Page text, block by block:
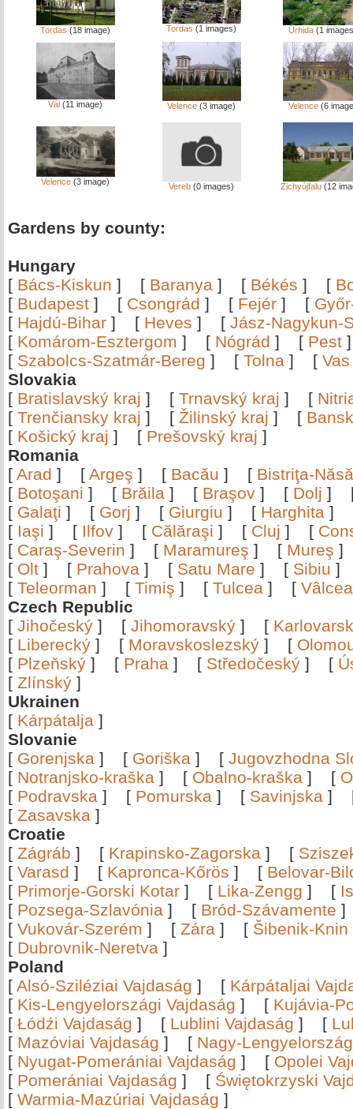
Tordas (18 image) Tordas (1 images) Úrhida(1
Vál (11 image) Velence (3 image) Velence(6
Velence (3 image) Vereb (0 images) Zichyújfalu(12
Gardens by county:
Hungary
[ Bács-Kiskun ] [ Baranya ] [ Békés ] [
[ Budapest ] [ Csongrád ] [ Fejér ] [
[ Hajdú-Bihar ] [ Heves ] [ Jász-Nagykun-
[ Komárom-Esztergom ] [ Nógrád ] [ Pest
[ Szabolcs-Szatmár-Bereg ] [ Tolna ] [ Vas
Slovakia
[ Bratislavský kraj ] [ Trnavský kraj ] [
[ Trenčiansky kraj ] [ Žilinský kraj ] [
[ Košický kraj ] [ Prešovský kraj ]
Romania
[ Arad ] [ Argeş ] [ Bacău ] [ Bistriţa-
[ Botoşani ] [ Brăila ] [ Braşov ] [ Dolj ]
[ Galaţi ] [ Gorj ] [ Giurgiu ] [ Harghita ]
[ Iaşi ] [ Ilfov ] [ Călăraşi ] [ Cluj ] [
[ Caraş-Severin ] [ Maramureş ] [ Mureş
[ Olt ] [ Prahova ] [ Satu Mare ] [ Sibiu
[ Teleorman ] [ Timiş ] [ Tulcea ] [
Czech Republic
[ Jihočeský ] [ Jihomoravský ] [
[ Liberecký ] [ Moravskoslezský ] [
[ Plzeňský ] [ Praha ] [ Středočeský ] [
[ Zlínský ]
Ukrainen
[ Kárpátalja ]
Slovanie
[ Gorenjska ] [ Goriška ] [ Jugovzhodna
[ Notranjsko-kraška ] [ Obalno-kraška ] [
[ Podravska ] [ Pomurska ] [ Savinjska ]
[ Zasavska ]
Croatie
[ Zágráb ] [ Krapinsko-Zagorska ] [
[ Varasd ] [ Kapronca-Kőrös ] [ Belovar-
[ Primorje-Gorski Kotar ] [ Lika-Zengg ] [
[ Pozsega-Szlavónia ] [ Bród-Szávamente
[ Vukovár-Szerém ] [ Zára ] [ Šibenik-Knin
[ Dubrovnik-Neretva ]
Poland
[ Alsó-Sziléziai Vajdaság ] [ Kárpátaljai
[ Kis-Lengyelországi Vajdaság ] [ Kujávia-
[ Łódźi Vajdaság ] [ Lublini Vajdaság ] [
[ Mazóviai Vajdaság ] [ Nagy-
[ Nyugat-Pomerániai Vajdaság ] [ Opolei
[ Pomerániai Vajdaság ] [ Świętokrzyski
[ Warmia-Mazúriai Vajdaság ]